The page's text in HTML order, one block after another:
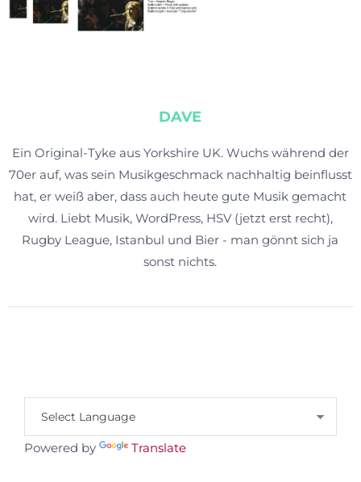
DAVE
Ein Original-Tyke aus Yorkshire UK. Wuchs während der
70er auf, was sein Musikgeschmack nachhaltig beinflusst
hat, er weiß aber, dass auch heute gute Musik gemacht
wird. Liebt Musik, WordPress, HSV (jetzt erst recht),
Rugby League, Istanbul und Bier - man gönnt sich ja
sonst nichts.
Powered by Translate